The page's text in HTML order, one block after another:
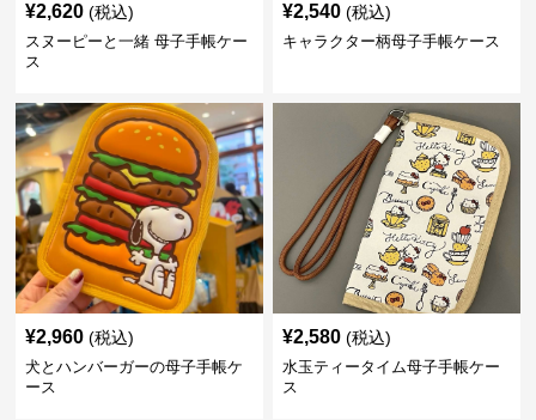
¥2,620 (税込)
スヌーピーと一緒 母子手帳ケー
ス
¥2,540 (税込)
キャラクター柄母子手帳ケース
¥2,960 (税込)
犬とハンバーガーの母子手帳ケ
ース
¥2,580 (税込)
水玉ティータイム母子手帳ケー
ス